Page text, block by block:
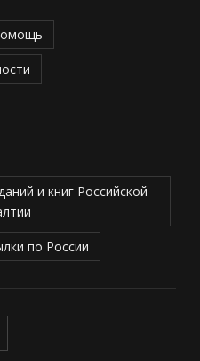
и книг Российской
по России